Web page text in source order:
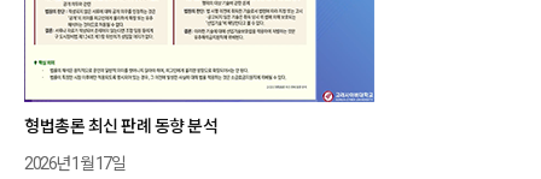
형법총론 최신 판례 동향 분석
2026년 1월 17일